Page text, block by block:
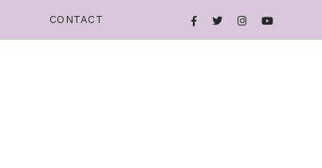
CONTACT